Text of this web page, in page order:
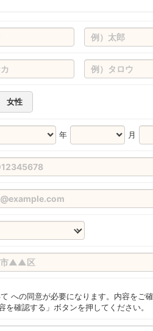
女性
年 月
への同意が必要になります。内容をご
を確認する」ボタンを押してください。